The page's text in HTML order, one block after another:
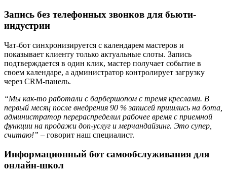
Запись без телефонных звонков для бьюти-
индустрии
Чат-бот синхронизируется с календарем мастеров и
показывает клиенту только актуальные слоты. Запись
подтверждается в один клик, мастер получает событие в
своем календаре, а администратор контролирует загрузку
через CRM-панель.
“Мы как-то работали с барбершопом с тремя креслами. В
первый месяц после внедрения 90 % записей пришлись на бота,
администратор перераспределил рабочее время с приемной
функции на продажи доп-услуг и мерчандайзинг. Это супер,
считаю!” – говорит наш специалист.
Информационный бот самообслуживания для
онлайн-школ